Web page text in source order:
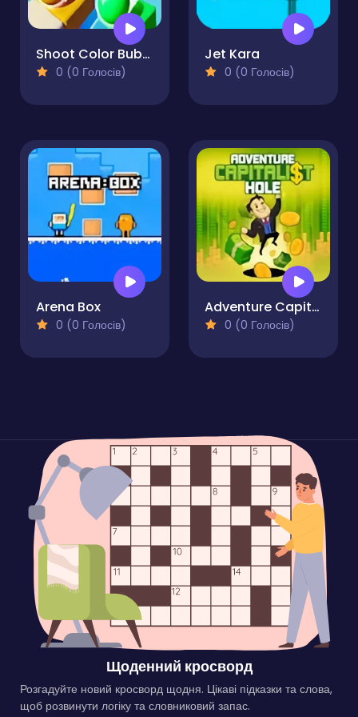
Shoot Color Bubble
0 (0 Голосів)
Jet Kara
0 (0 Голосів)
Arena Box
0 (0 Голосів)
Adventure Capitalist Hole
0 (0 Голосів)
Щоденний кросворд
Розгадуйте новий кросворд щодня. Цікаві підказки та слова,
щоб розвинути логіку та словниковий запас.